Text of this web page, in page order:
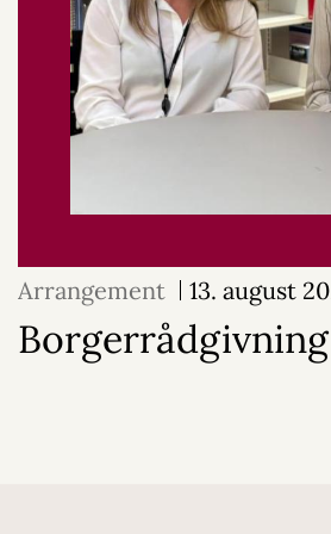
Arrangement 13. august
Borgerrådgivning